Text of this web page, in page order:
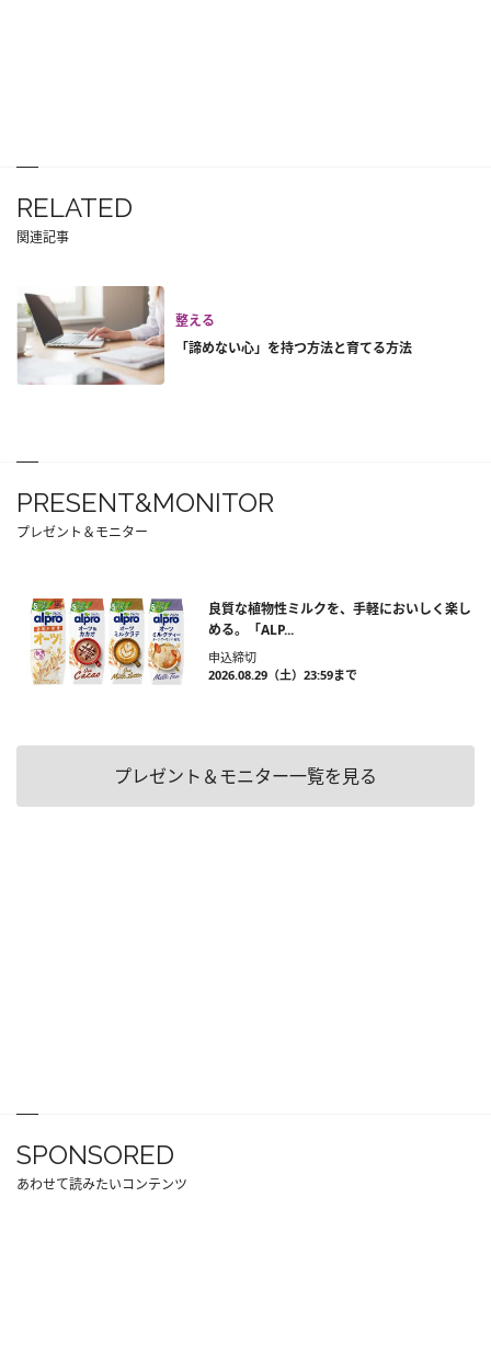
RELATED
関連記事
整える
「諦めない心」を持つ方法と育てる方法
PRESENT&MONITOR
プレゼント＆モニター
良質な植物性ミルクを、手軽においしく楽し
める。「ALP...
申込締切
2026.08.29（土）23:59まで
プレゼント＆モニター一覧を見る
SPONSORED
あわせて読みたいコンテンツ